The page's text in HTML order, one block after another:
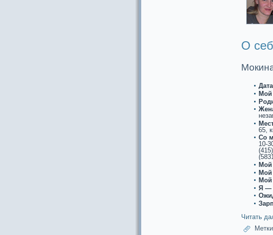
О
Мой
65,
Со
10-
Мой
Мой
Мой
Я —
Читать